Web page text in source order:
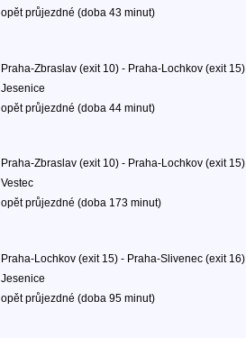
opět průjezdné (doba 43 minut)
Praha-Zbraslav (exit 10) - Praha-Lochkov (exit 15)
Jesenice
opět průjezdné (doba 44 minut)
Praha-Zbraslav (exit 10) - Praha-Lochkov (exit 15)
Vestec
opět průjezdné (doba 173 minut)
Praha-Lochkov (exit 15) - Praha-Slivenec (exit 16)
Jesenice
opět průjezdné (doba 95 minut)